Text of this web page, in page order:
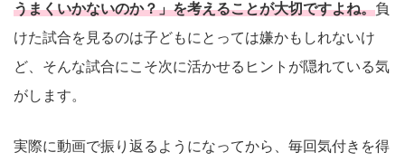
うまくいかないのか？」を考えることが大切ですよね。負
けた試合を見るのは子どもにとっては嫌かもしれないけ
ど、そんな試合にこそ次に活かせるヒントが隠れている気
がします。
実際に動画で振り返るようになってから、毎回気付きを得